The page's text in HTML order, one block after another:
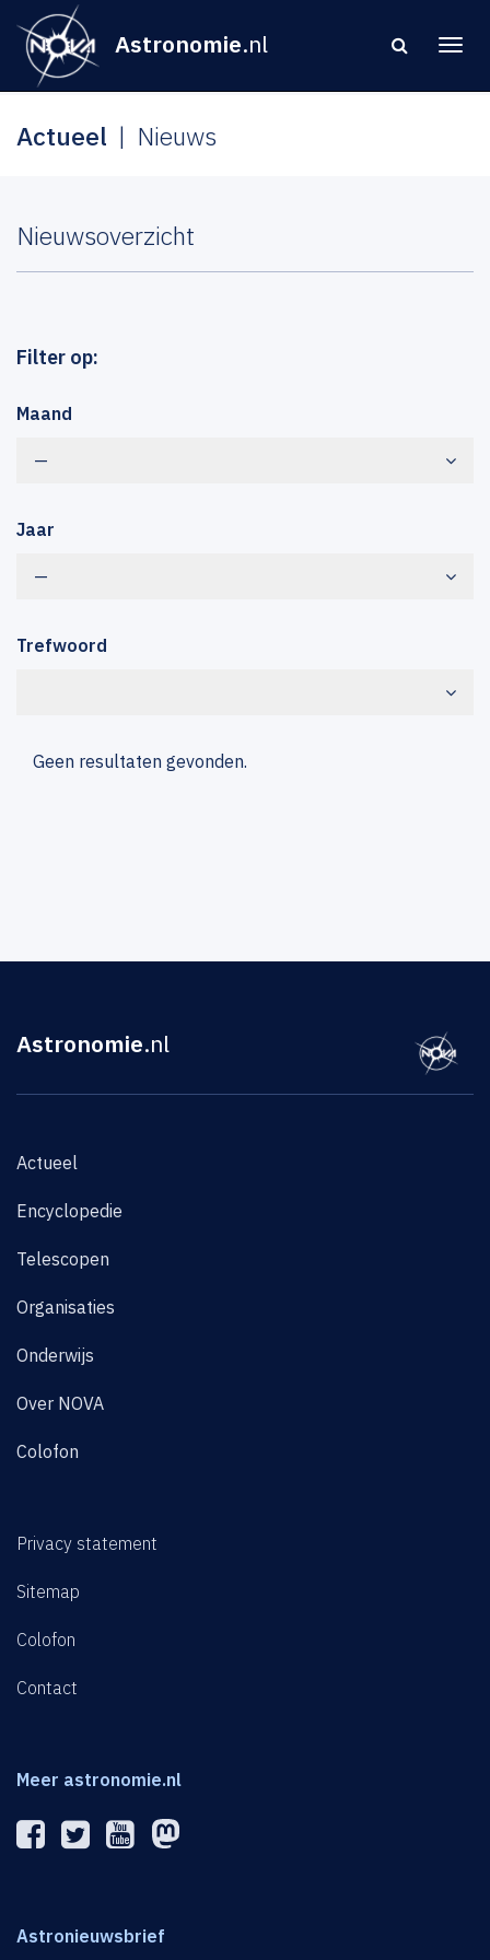
Astronomie.nl
Actueel Nieuws
Nieuwsoverzicht
Filter op:
Maand
—
Jaar
—
Trefwoord
Geen resultaten gevonden.
Astronomie.nl
Actueel
Encyclopedie
Telescopen
Organisaties
Onderwijs
Over NOVA
Colofon
Privacy statement
Sitemap
Colofon
Contact
Meer astronomie.nl
Astronieuwsbrief